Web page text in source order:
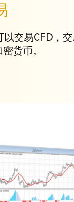
交易CFD，
货币。